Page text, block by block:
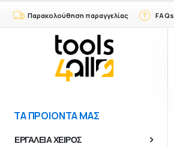
Παρακολούθηση παραγγελίας FAQs
ΤΑ ΠΡΟΙΟΝΤΑ ΜΑΣ
ΕΡΓΑΛΕΙΑ ΧΕΙΡΟΣ